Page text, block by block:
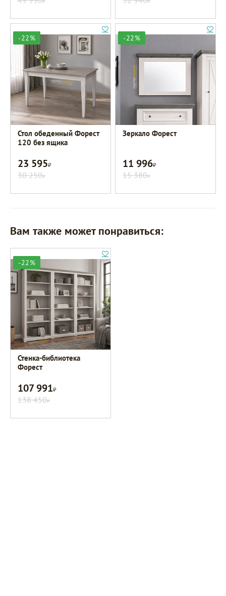
-22%
Стол обеденный Форест
120 без ящика
23 595Р
30 250Р
-22%
Зеркало Форест
11 996Р
15 380Р
Вам также может понравиться:
-22%
Стенка-библиотека
Форест
107 991Р
138 450Р